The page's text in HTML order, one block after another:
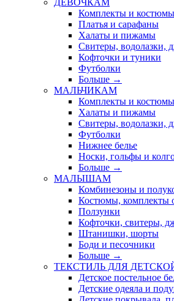
ДЕВОЧКАМ
Комплекты и костюмы
Платья и сарафаны
Халаты и пижамы
Свитеры, водолазки,
Кофточки и туники
Футболки
Больше →
МАЛЬЧИКАМ
Комплекты и костюмы
Халаты и пижамы
Свитеры, водолазки,
Футболки
Нижнее белье
Носки, гольфы и
Больше →
МАЛЫШАМ
Комбинезоны и
Костюмы, комплекты
Ползунки
Кофточки, свитеры,
Штанишки, шорты
Боди и песочники
Больше →
ТЕКСТИЛЬ ДЛЯ
Детское постельное
Детские одеяла и